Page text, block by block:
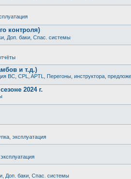
контроля)
Доп. баки, Спас. системы
и т.д.)
ВС, CPL, APTL, Перегоны, инструктора,
2024 г.
эксплуатация
Доп. баки, Спас. системы